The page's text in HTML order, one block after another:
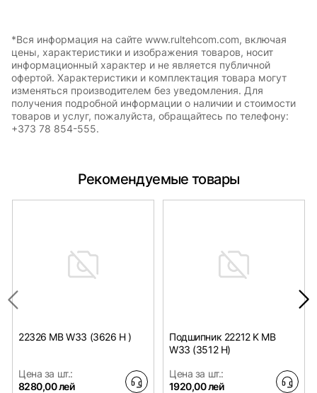
*Вся информация на сайте www.rultehcom.com, включая
цены, характеристики и изображения товаров, носит
информационный характер и не является публичной
офертой. Характеристики и комплектация товара могут
изменяться производителем без уведомления. Для
получения подробной информации о наличии и стоимости
товаров и услуг, пожалуйста, обращайтесь по телефону:
+373 78 854-555.
Рекомендуемые товары
22326 MB W33 (3626 H )
Цена за шт.:
8280,00 лей
Подшипник 22212 K MB
W33 (3512 H)
Цена за шт.:
1920,00 лей